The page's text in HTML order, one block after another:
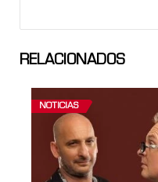
RELACIONADOS
NOTICIAS